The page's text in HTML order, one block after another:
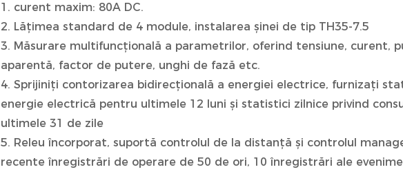
1. curent maxim: 80A DC.
2. Lățimea standard de 4 module, instalarea șinei de tip TH35-7.5
3. Măsurare multifuncțională a parametrilor, oferind tensiune, curent,
aparentă, factor de putere, unghi de fază etc.
4. Sprijiniți contorizarea bidirecțională a energiei electrice, furnizați
energie electrică pentru ultimele 12 luni și statistici zilnice privind
ultimele 31 de zile
5. Releu încorporat, suportă controlul de la distanță și controlul
recente înregistrări de operare de 50 de ori, 10 înregistrări ale